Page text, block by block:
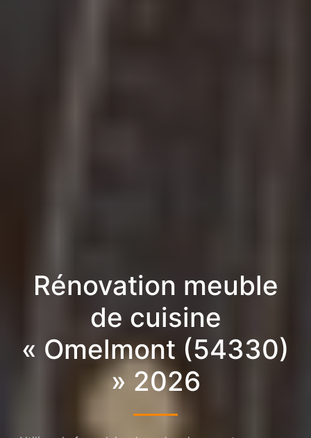
Rénovation meuble
de cuisine
« Omelmont (54330)
» 2026